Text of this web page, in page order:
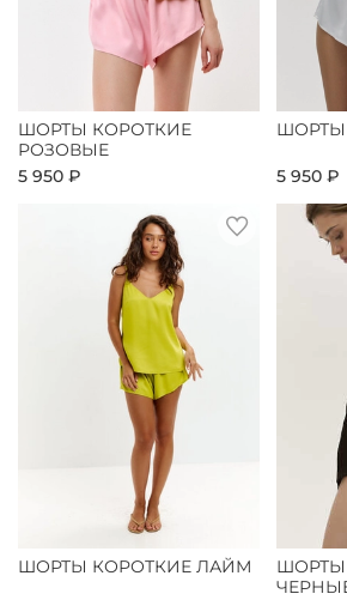
ШОРТЫ КОРОТКИЕ
РОЗОВЫЕ
5 950 ₽
ШОРТЫ
5 950 ₽
ШОРТЫ КОРОТКИЕ ЛАЙМ
ШОРТЫ